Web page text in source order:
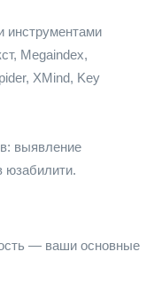
инструментами
Megaindex,
XMind, Key
выявление
юзабилити.
— ваши основные